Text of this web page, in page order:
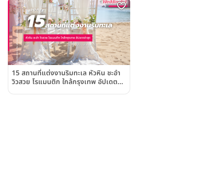
15 สถานที่แต่งงานริมทะเล หัวหิน ชะอำ
วิวสวย โรแมนติก ใกล้กรุงเทพ อัปเดต